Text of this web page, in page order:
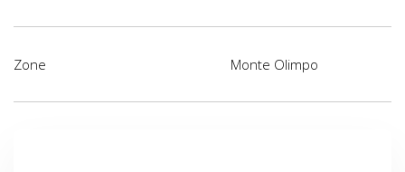
Zone Monte Olimpo